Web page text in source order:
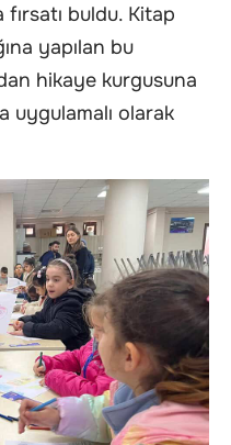
fırsatı buldu. Kitap
yapılan bu
hikaye kurgusuna
uygulamalı olarak